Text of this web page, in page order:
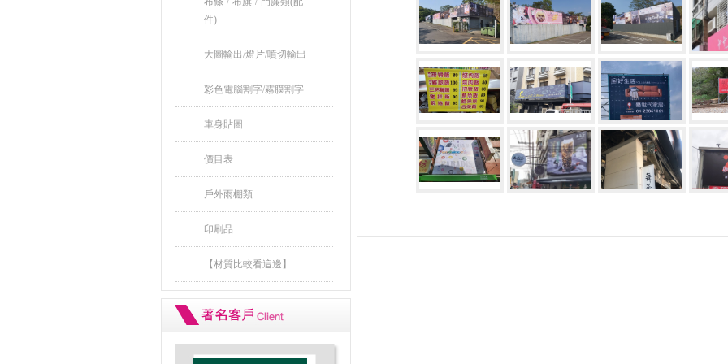
件)
大圖輸出/燈片/噴切輸出
彩色電腦割字/霧膜割字
車身貼圖
價目表
戶外雨棚類
印刷品
【材質比較看這邊】